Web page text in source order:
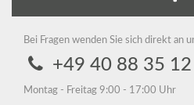
Bei Fragen wenden Sie sich direkt an
+49 40 88 35
Montag - Freitag 9:00 - 17:00 Uhr